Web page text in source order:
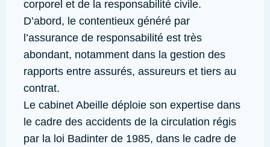
corporel et de la responsabilité civile.
D’abord, le contentieux généré par
l’assurance de responsabilité est très
abondant, notamment dans la gestion des
rapports entre assurés, assureurs et tiers au
contrat.
Le cabinet Abeille déploie son expertise dans
le cadre des accidents de la circulation régis
par la loi Badinter de 1985, dans le cadre de